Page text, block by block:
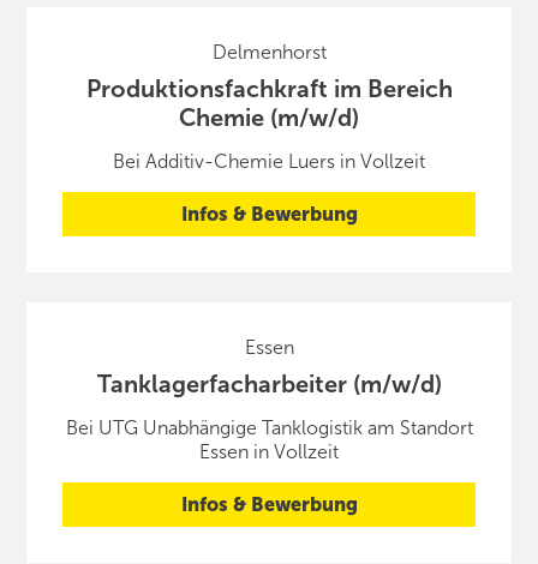
Delmenhorst
Produktionsfachkraft im Bereich
Chemie (m/w/d)
Bei Additiv-Chemie Luers in Vollzeit
Infos & Bewerbung
Essen
Tanklagerfacharbeiter (m/w/d)
Bei UTG Unabhängige Tanklogistik am Standort
Essen in Vollzeit
Infos & Bewerbung